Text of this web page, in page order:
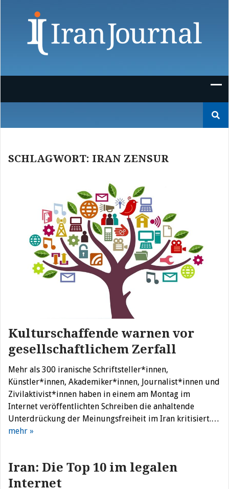
nach:
SCHLAGWORT: IRAN ZENSUR
Kulturschaffende warnen vor
gesellschaftlichem Zerfall
Mehr als 300 iranische Schriftsteller*innen,
Künstler*innen, Akademiker*innen, Journalist*innen und
Zivilaktivist*innen haben in einem am Montag im
Internet veröffentlichten Schreiben die anhaltende
Unterdrückung der Meinungsfreiheit im Iran kritisiert.…
mehr »
Iran: Die Top 10 im legalen
Internet